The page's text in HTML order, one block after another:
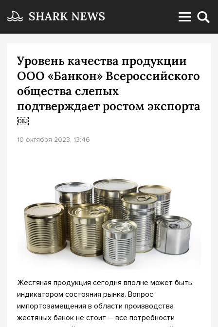
Уровень качества продукции
ООО «Банкон» Всероссийского
общества слепых
подтверждает ростом экспорта
￼
10 октября 2023, 13:46
Жестяная продукция сегодня вполне может быть
индикатором состояния рынка. Вопрос
импортозамещения в области производства
жестяных банок не стоит – все потребности